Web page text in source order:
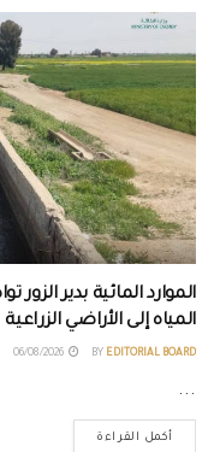
الموارد المائية بدير
المياه إلى الأراضي الزراعية
BY EDITORIAL BOARD
...
أكمل القراءة